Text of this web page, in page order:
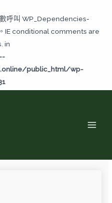
呼叫 WP_Dependencies-
。IE conditional comments are
in
public_html/wp-